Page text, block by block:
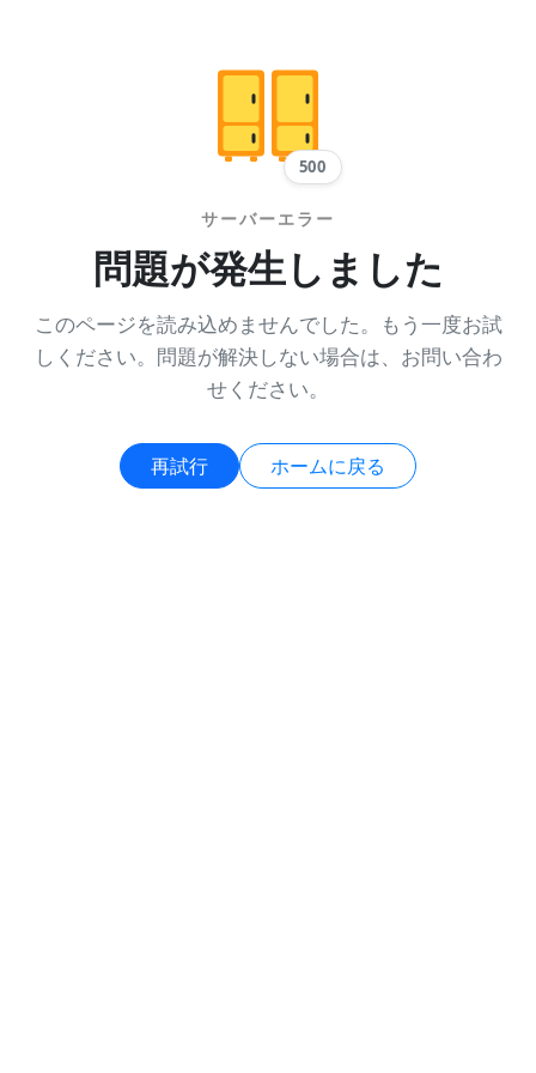
500
サーバーエラー
問題が発生しました
このページを読み込めませんでした。もう一度お試
しください。問題が解決しない場合は、お問い合わ
せください。
再試行 ホームに戻る